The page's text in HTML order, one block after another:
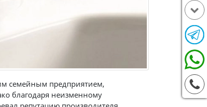
семейным предприятием,
благодаря неизменному